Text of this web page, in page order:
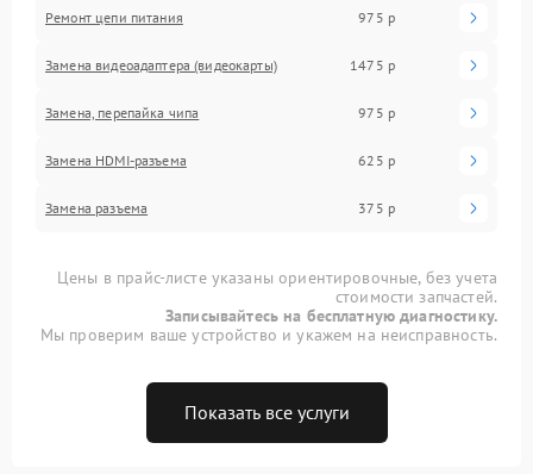
Ремонт цепи питания 975 р
Замена видеоадаптера (видеокарты) 1475 р
Замена, перепайка чипа 975 р
Замена HDMI-разъема 625 р
Замена разъема 375 р
Цены в прайс-листе указаны ориентировочные, без учета
стоимости запчастей.
Записывайтесь на бесплатную диагностику.
Мы проверим ваше устройство и укажем на неисправность.
Показать все услуги